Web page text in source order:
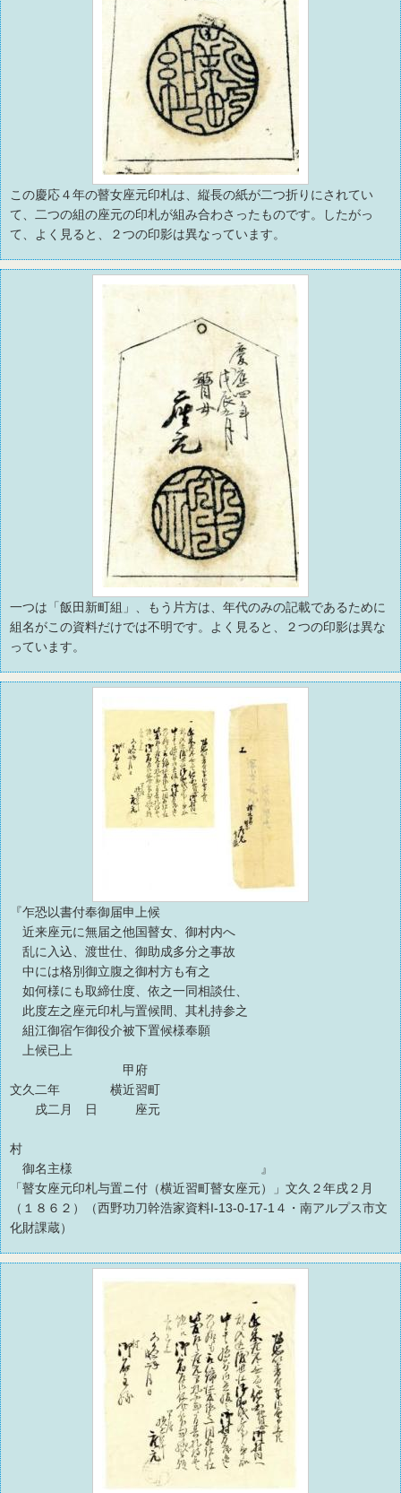
この慶応４年の瞽女座元印札は、縦長の紙が二つ折りにされてい
て、二つの組の座元の印札が組み合わさったものです。したがっ
て、よく見ると、２つの印影は異なっています。
一つは「飯田新町組」、もう片方は、年代のみの記載であるために
組名がこの資料だけでは不明です。よく見ると、２つの印影は異な
っています。
『乍恐以書付奉御届申上候
近来座元に無届之他国瞽女、御村内へ
乱に入込、渡世仕、御助成多分之事故
中には格別御立腹之御村方も有之
如何様にも取締仕度、依之一同相談仕、
此度左之座元印札与置候間、其札持参之
組江御宿乍御役介被下置候様奉願
上候已上
甲府
文久二年 横近習町
戌二月 日 座元
村
御名主様 』
「瞽女座元印札与置ニ付（横近習町瞽女座元）」文久２年戌２月
（１８６２）（西野功刀幹浩家資料I-13-0-17-1４・南アルプス市文
化財課蔵）